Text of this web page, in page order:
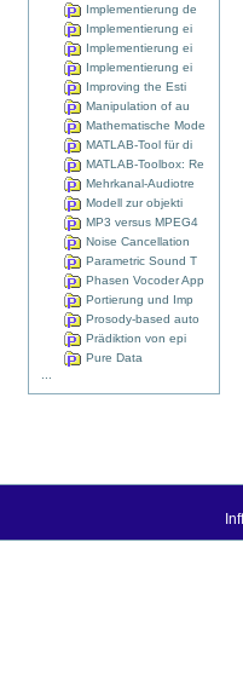
Implementierung de
Implementierung ei
Implementierung ei
Implementierung ei
Improving the Esti
Manipulation of au
Mathematische Mode
MATLAB-Tool für di
MATLAB-Toolbox: Re
Mehrkanal-Audiotre
Modell zur objekti
MP3 versus MPEG4
Noise Cancellation
Parametric Sound T
Phasen Vocoder App
Portierung und Imp
Prosody-based auto
Prädiktion von epi
Pure Data